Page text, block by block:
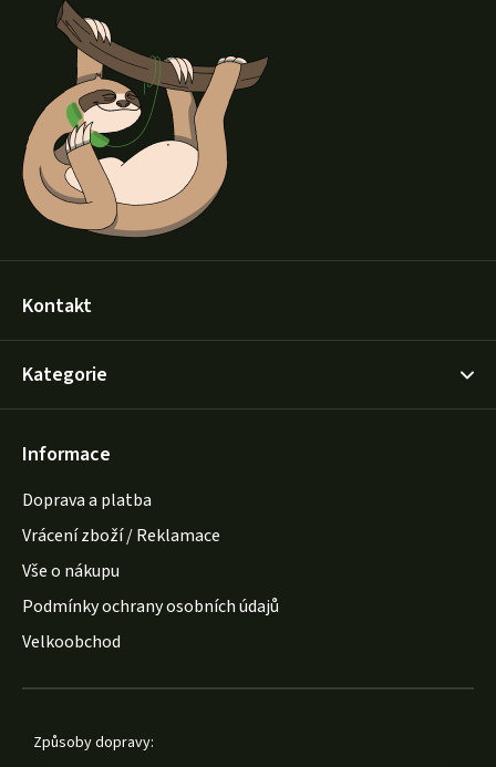
Kontakt
Kategorie
Informace
Doprava a platba
Vrácení zboží / Reklamace
Vše o nákupu
Podmínky ochrany osobních údajů
Velkoobchod
Způsoby dopravy: